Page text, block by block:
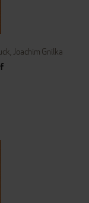
, Joachim Gnilka